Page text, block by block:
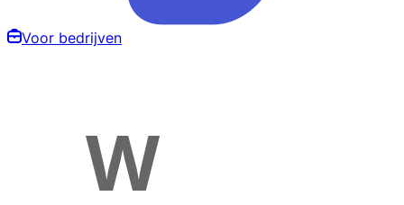
Voor bedrijven